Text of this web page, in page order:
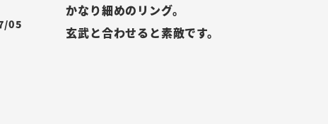
05
かなり細めのリング。
玄武と合わせると素敵です。